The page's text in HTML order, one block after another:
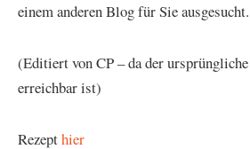
einem anderen Blog für Sie
(Editiert von CP – da der
erreichbar ist)
Rezepthier